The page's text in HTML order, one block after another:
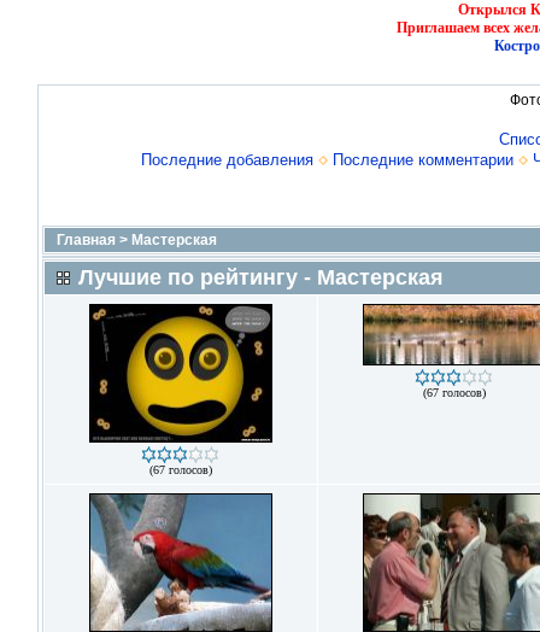
Открылся
Приглашаем всех
Последние добавления
Последние комментарии
Главная > Мастерская
Лучшие по рейтингу - Мастерская
(67 голосов)
(67 голосов)